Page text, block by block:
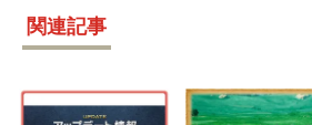
関連記事